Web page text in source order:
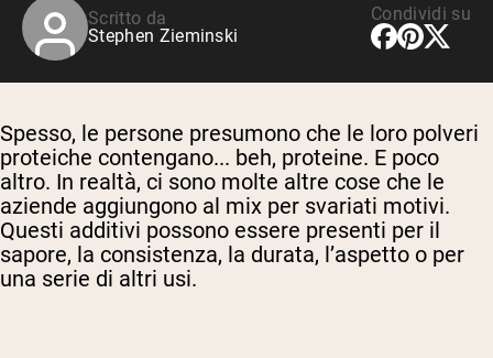
Scritto da
Stephen Zieminski
Condividi su
Spesso, le persone presumono che le loro polveri
proteiche contengano... beh, proteine. E poco
altro. In realtà, ci sono molte altre cose che le
aziende aggiungono al mix per svariati motivi.
Questi additivi possono essere presenti per il
sapore, la consistenza, la durata, l’aspetto o per
una serie di altri usi.